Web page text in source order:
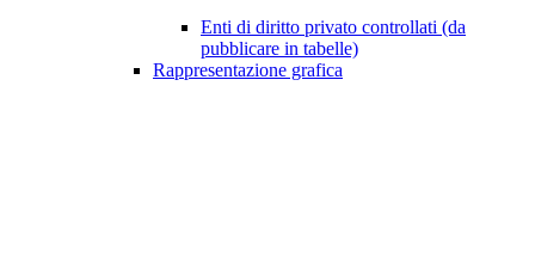
Enti di diritto privato controllati (da
pubblicare in tabelle)
Rappresentazione grafica